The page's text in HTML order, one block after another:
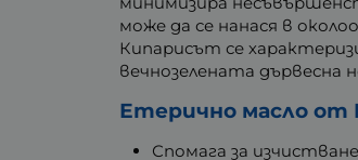
може да се нанася в
Кипарисът се
вечнозелената дървесна
Етерично масло от
Спомага за